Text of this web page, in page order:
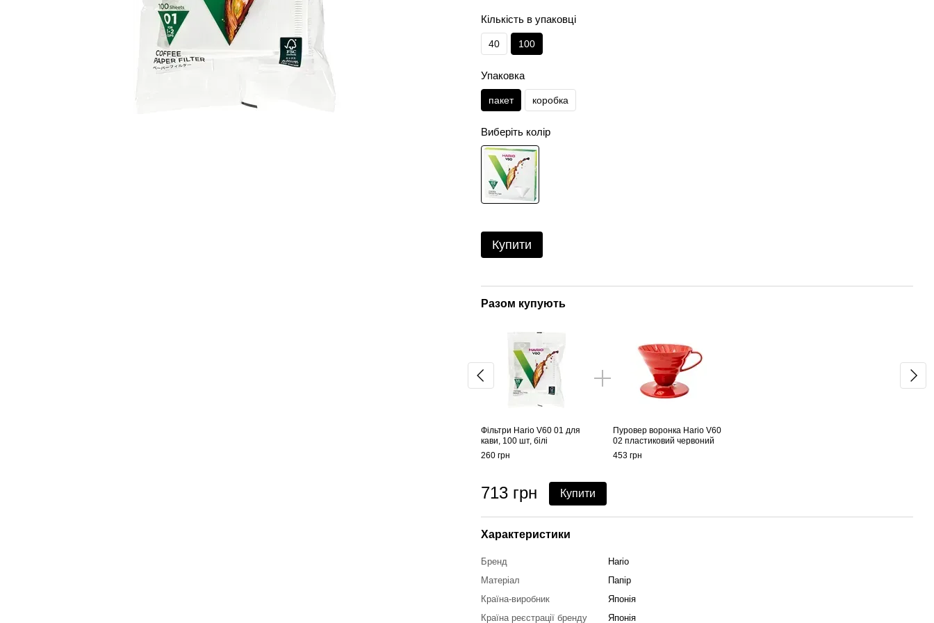
Кількість в упаковці
40 100
Упаковка
пакет коробка
Виберіть колір
Купити
Разом купують
Фільтри Hario V60 01 для
кави, 100 шт, білі
260 грн
Пуровер воронка Hario V60
02 пластиковий червоний
453 грн
713 грн Купити
Характеристики
Бренд
Hario
Матеріал
Папір
Країна-виробник
Японія
Країна реєстрації бренду
Японія